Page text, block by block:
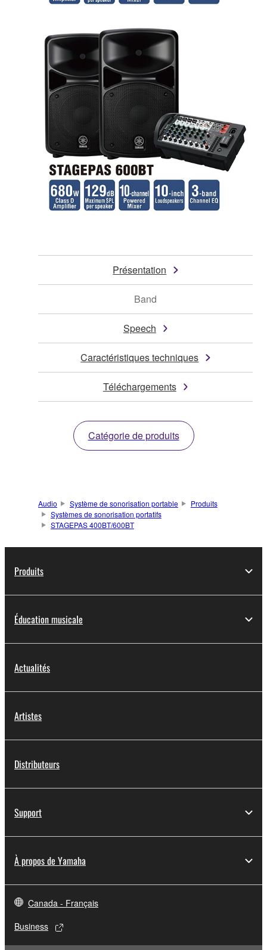
Présentation
Band
Speech
Caractéristiques techniques
Téléchargements
Catégorie de produits
Audio Système de sonorisation portable
Produits
Systèmes de sonorisation portatifs
STAGEPAS 400BT/600BT
Produits
Éducation musicale
Actualités
Artistes
Distributeurs
Support
À propos de Yamaha
Canada - Français
Business